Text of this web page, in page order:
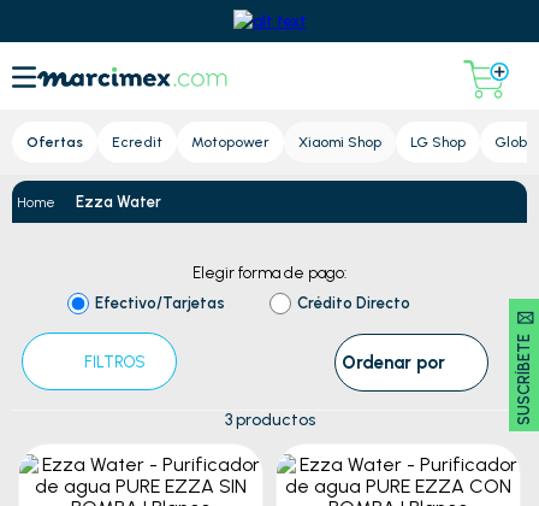
Ofertas Ecredit Motopower Xiaomi Shop LG Shop Global
SUSCRÍBETE 🖂
Ezza Water
Elegir forma de pago:
Efectivo/Tarjetas
Crédito Directo
FILTROS Ordenar por
3productos